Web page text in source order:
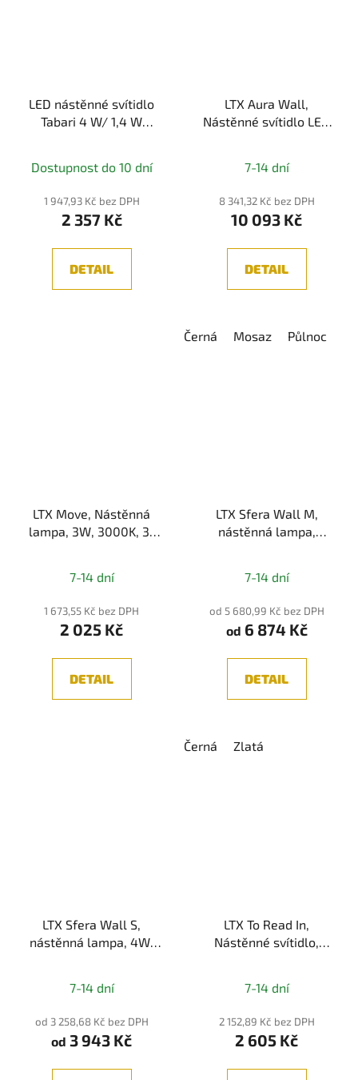
LED nástěnné svítidlo
Tabari 4 W/ 1,4 W
Dostupnost do 10 dní
1 947,93 Kč bez DPH
2 357 Kč
DETAIL
LTX Aura Wall,
Nástěnné svítidlo LED
7-14 dní
8 341,32 Kč bez DPH
10 093 Kč
DETAIL
Černá Mosaz Půlnoc
LTX Move, Nástěnná
lampa, 3W, 3000K, 3-
hodnocení
produktu
je
z
7-14 dní
1 673,55 Kč bez DPH
2 025 Kč
DETAIL
LTX Sfera Wall M,
nástěnná lampa,
7-14 dní
od 5 680,99 Kč bez DPH
od 6 874 Kč
DETAIL
Černá Zlatá
LTX Sfera Wall S,
nástěnná lampa, 4W,
7-14 dní
od 3 258,68 Kč bez DPH
od 3 943 Kč
LTX To Read In,
Nástěnné svítidlo,
hodnocení
produktu
je
7-14 dní
2 152,89 Kč bez DPH
2 605 Kč